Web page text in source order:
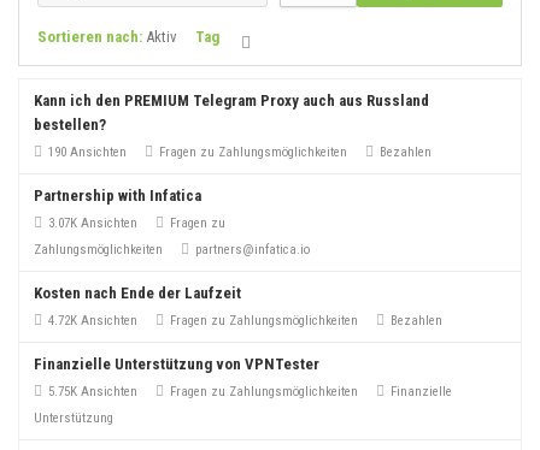
Sortieren nach: Aktiv Tag
Kann ich den PREMIUM Telegram Proxy auch aus Russland
bestellen?
190 Ansichten Fragen zu Zahlungsmöglichkeiten Bezahlen
Partnership with Infatica
3.07K Ansichten
Fragen zu
Zahlungsmöglichkeiten
partners@infatica.io
Kosten nach Ende der Laufzeit
4.72K Ansichten Fragen zu Zahlungsmöglichkeiten Bezahlen
Finanzielle Unterstützung von VPNTester
5.75K Ansichten Fragen zu Zahlungsmöglichkeiten
Finanzielle
Unterstützung